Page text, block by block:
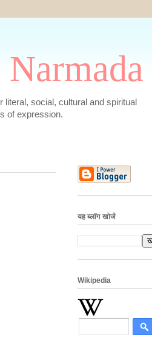
Narmada
for literal, social, cultural and spiritual
of expression.
यह ब्लॉग खोजें
Wikipedia